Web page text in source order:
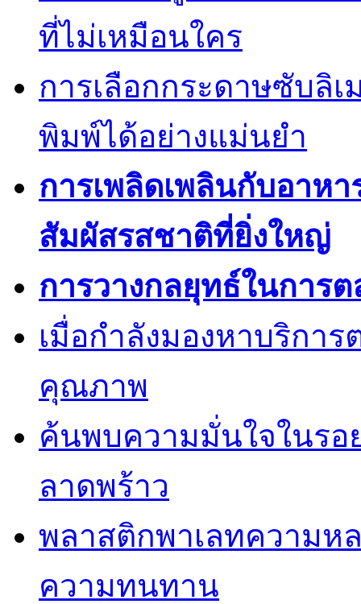
ที่ไม่เหมือนใคร
การเลือกกระดาษซับลิ
พิมพ์ได้อย่างแม่นยำ
การเพลิดเพลินกับอาห
สัมผัสรสชาติที่ยิ่งใหญ่
การวางกลยุทธ์ในการ
เมื่อกำลังมองหาบริกา
คุณภาพ
ค้นพบความมั่นใจในร
ลาดพร้าว
พลาสติกพาเลทความห
ความทนทาน